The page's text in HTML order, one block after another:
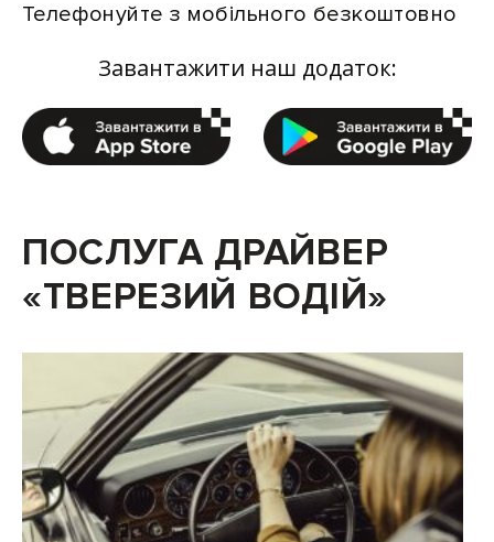
Телефонуйте з мобільного безкоштовно
Завантажити наш додаток:
ПОСЛУГА ДРАЙВЕР
«ТВЕРЕЗИЙ ВОДІЙ»